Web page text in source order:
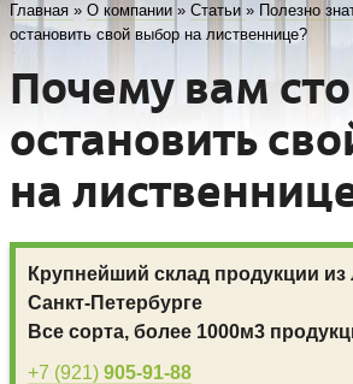
Главная » О компании » Статьи » Полезно
остановить свой выбор на лиственнице?
Почему вам
остановить
на
Крупнейший склад продукции
Санкт-Петербурге
Все сорта, более 1000м3
+7 (921) 905-91-88